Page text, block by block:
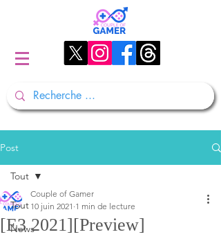
Post
Tout
News
Tout
[E3 2021][Preview]
Couple of Gamer
10 juin 2021 1 min de lecture